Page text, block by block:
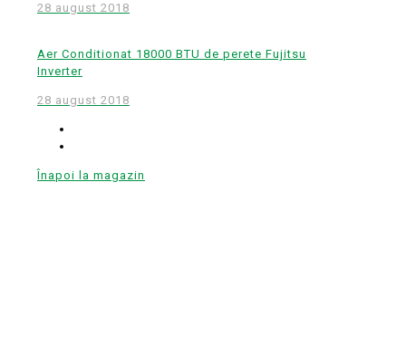
28 august 2018
Aer Conditionat 18000 BTU de perete Fujitsu
Inverter
28 august 2018
Înapoi la magazin